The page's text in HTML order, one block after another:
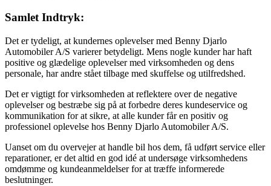
Samlet Indtryk:
Det er tydeligt, at kundernes oplevelser med Benny Djarlo
Automobiler A/S varierer betydeligt. Mens nogle kunder har haft
positive og glædelige oplevelser med virksomheden og dens
personale, har andre stået tilbage med skuffelse og utilfredshed.
Det er vigtigt for virksomheden at reflektere over de negative
oplevelser og bestræbe sig på at forbedre deres kundeservice og
kommunikation for at sikre, at alle kunder får en positiv og
professionel oplevelse hos Benny Djarlo Automobiler A/S.
Uanset om du overvejer at handle bil hos dem, få udført service eller
reparationer, er det altid en god idé at undersøge virksomhedens
omdømme og kundeanmeldelser for at træffe informerede
beslutninger.